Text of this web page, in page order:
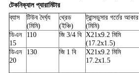
টেকনিক্যাল প্যারামিটার
ব্যাস
টিউব দৈর্ঘ্য
(মিমি)
থ্রেড
(ইঞ্চি)
ট্রান্সডুসার গর্তের আকার
(মিমি)
ডিএন
15
110 জি 3/4 বি X21x9.2 মিমি
(17.2x1.5)
ডিএন
20
130 জি 1 বি
X21x9.2 মিমি
17.2x1.5